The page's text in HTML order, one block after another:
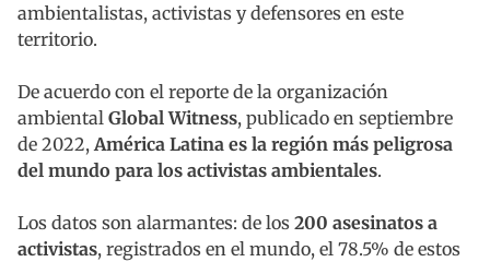
ambientalistas, activistas y defensores en este
territorio.
De acuerdo con el reporte de la organización
ambiental Global Witness, publicado en septiembre
de 2022,América Latina es la región más peligrosa
del mundo para los activistas ambientales.
Los datos son alarmantes: de los 200 asesinatos a
activistas, registrados en el mundo, el 78.5% de estos